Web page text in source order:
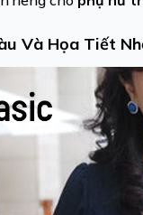
Và Họa Tiết